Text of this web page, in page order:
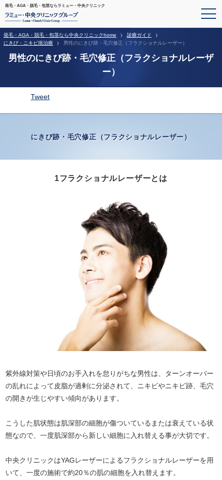
発毛・AGA・脱毛・包茎ならラミュー・中央クリニック
発毛・AGA・脱毛・包茎なら中央クリニックhome
診療ガイド
にきび・ニキビ痕治療
男性のにきび跡・毛穴修正（フラクショナルレーザー）
男性のにきび跡・毛穴修正（フラクショナルレーザ
ー）
Tweet
にきび跡・毛穴修正（フラクショナルレーザー）
1フラクショナルレーザーとは
紫外線対策や日頃のお手入れを怠りがちな男性は、ターンオーバー
の乱れによって皮脂が過剰に分泌されて、ニキビやニキビ跡、毛穴
の開きが生じやすい傾向があります。
こうした肌状態は肌深部の細胞が傷ついているまたは衰えている状
態なので、一度肌深部から新しい細胞に入れ替える事が大切です。
中央クリニックはYAGレーザーによるフラクショナルレーザーを用
いて、一度の施術で約20％の肌の細胞を入れ替えます。